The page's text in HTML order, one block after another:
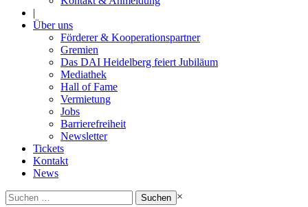
|
Über uns
Förderer & Kooperationspartner
Gremien
Das DAI Heidelberg feiert Jubiläum
Mediathek
Hall of Fame
Vermietung
Jobs
Barrierefreiheit
Newsletter
Tickets
Kontakt
News
Suchen
×